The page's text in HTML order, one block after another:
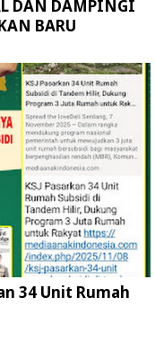
DAN DAMPINGI
BARU
34 Unit Rumah